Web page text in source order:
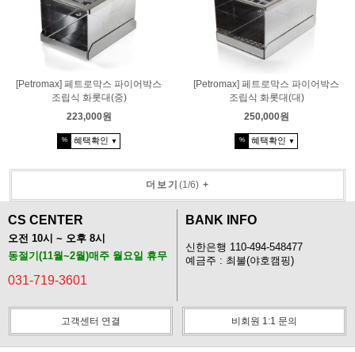
[Petromax] 페트로막스 파이어박스
조립식 화롯대(중)
223,000원
% 혜택확인 ▼
[Petromax] 페트로막스 파이어박스
조립식 화롯대(대)
250,000원
% 혜택확인 ▼
더보기 (1/6)+
CS CENTER
오전 10시 ~ 오후 8시
동절기(11월~2월)매주 월요일 휴무
031-719-3601
BANK INFO
신한은행 110-494-548477
예금주 : 최불(야호캠핑)
고객센터 연결 비회원 1:1 문의